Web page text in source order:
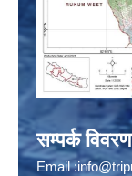
सम्पर्क विवरण
Email :